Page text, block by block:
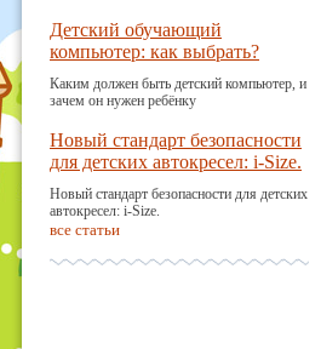
Детский обучающий
компьютер: как выбрать?
Каким должен быть детский компьютер, и
зачем он нужен ребёнку
Новый стандарт безопасности
для детских автокресел: i-Size.
Новый стандарт безопасности для детских
автокресел: i-Size.
все статьи